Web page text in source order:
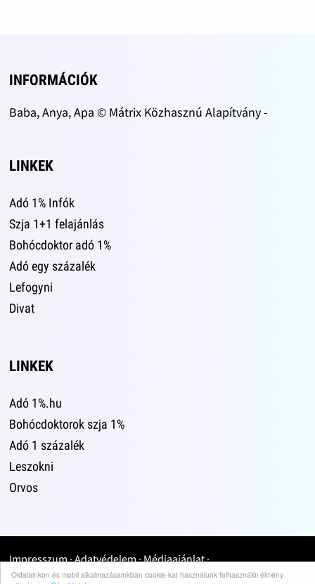
Oldalainkon és mobil alkalmazásainkban cookie-kat használunk felhasználói élmény
INFORMÁCIÓK
Baba, Anya, Apa © Mátrix Közhasznú Alapítvány -
LINKEK
Adó 1% Infók
Szja 1+1 felajánlás
Bohócdoktor adó 1%
Adó egy százalék
Lefogyni
Divat
LINKEK
Adó 1%.hu
Bohócdoktorok szja 1%
Adó 1 százalék
Leszokni
Orvos
Impresszum·Adatvédelem·Médiaajánlat·